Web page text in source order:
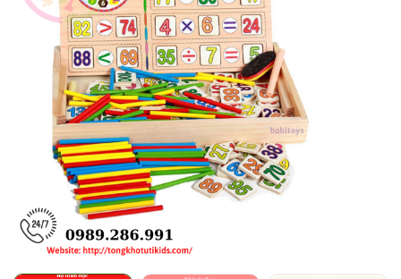
Mã giảm giá:
Ngày hết hạn:
Điều kiện: